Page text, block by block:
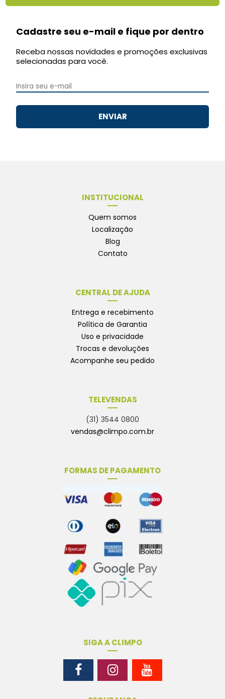
Cadastre seu e-mail e fique por dentro
Receba nossas novidades e promoções exclusivas
selecionadas para você.
ENVIAR
INSTITUCIONAL
Quem somos
Localização
Blog
Contato
CENTRAL DE AJUDA
Entrega e recebimento
Política de Garantia
Uso e privacidade
Trocas e devoluções
Acompanhe seu pedido
TELEVENDAS
(31) 3544 0800
vendas@climpo.com.br
FORMAS DE PAGAMENTO
SIGA A CLIMPO